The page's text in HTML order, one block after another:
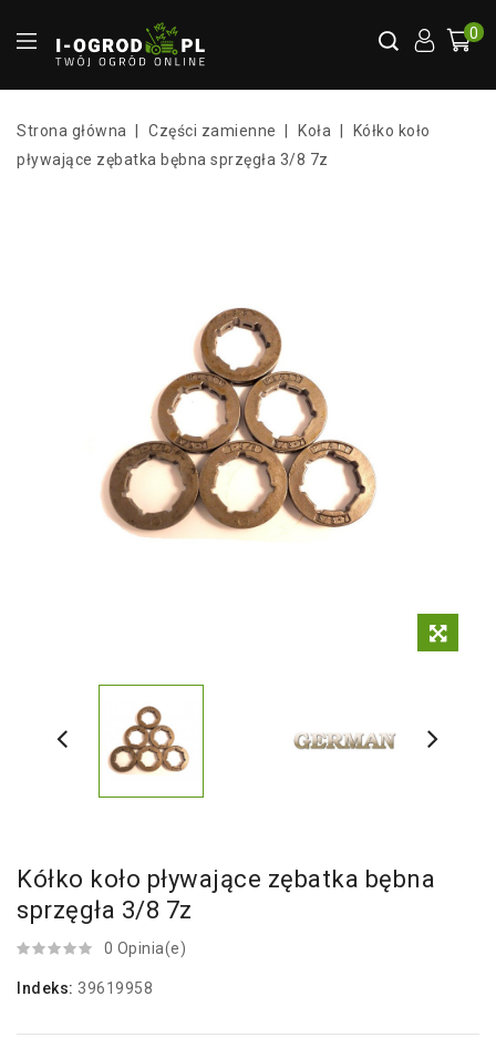
0
Strona główna Części zamienne Koła
Kółko koło
pływające zębatka bębna sprzęgła 3/8 7z
Kółko koło pływające zębatka bębna
sprzęgła 3/8 7z
0 Opinia(e)
Indeks: 39619958